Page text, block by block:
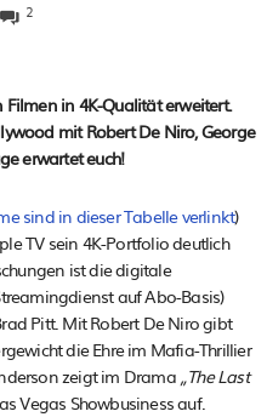
2
in 4K-Qualität erweitert.
mit Robert De Niro, George
erwartet euch!
sind in dieser Tabelle verlinkt)
TV sein 4K-Portfolio deutlich
ist die digitale
auf Abo-Basis)
Pitt. Mit Robert De Niro gibt
die Ehre im Mafia-Thrillier
zeigt im Drama„The Last
Vegas Showbusiness auf.